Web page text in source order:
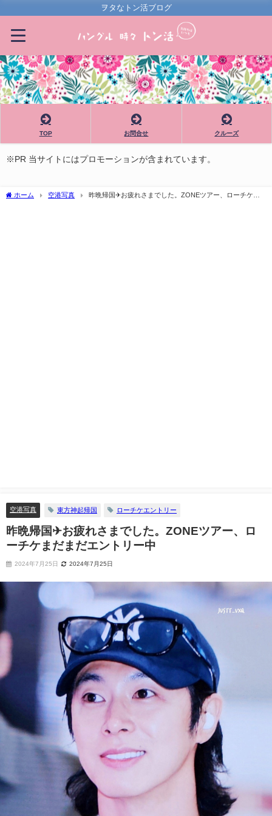
ヲタなトン活ブログ
TOP お問合せ クルーズ
※PR 当サイトにはプロモーションが含まれています。
ホーム 空港写真
昨晩帰国✈お疲れさまでした。ZONEツアー、ローチケま
空港写真 東方神起帰国 ローチケエントリー
昨晩帰国✈お疲れさまでした。ZONEツアー、ロ
ーチケまだまだエントリー中
2024年7月25日 2024年7月25日